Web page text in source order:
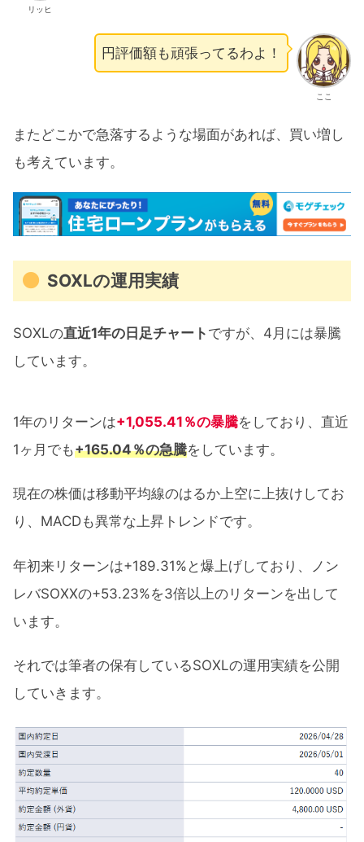
リッヒ
ここ
円評価額も頑張ってるわよ！
またどこかで急落するような場面があれば、買い増し
も考えています。
SOXLの運用実績
SOXLの直近1年の日足チャート ですが、4月には暴騰
しています。
1年のリターンは+1,055.41％の暴騰をしており、直近
1ヶ月でも+165.04％の急騰をしています。
現在の株価は移動平均線のはるか上空に上抜けしてお
り、MACDも異常な上昇トレンドです。
年初来リターンは+189.31%と爆上げしており、ノン
レバSOXXの+53.23%を3倍以上のリターンを出して
います。
それでは筆者の保有しているSOXLの運用実績を公開
していきます。